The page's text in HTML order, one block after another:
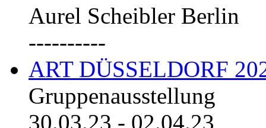
Aurel Scheibler Berlin
----------
ART DÜSSELDORF
Gruppenausstellung
30.03.23 - 02.04.23